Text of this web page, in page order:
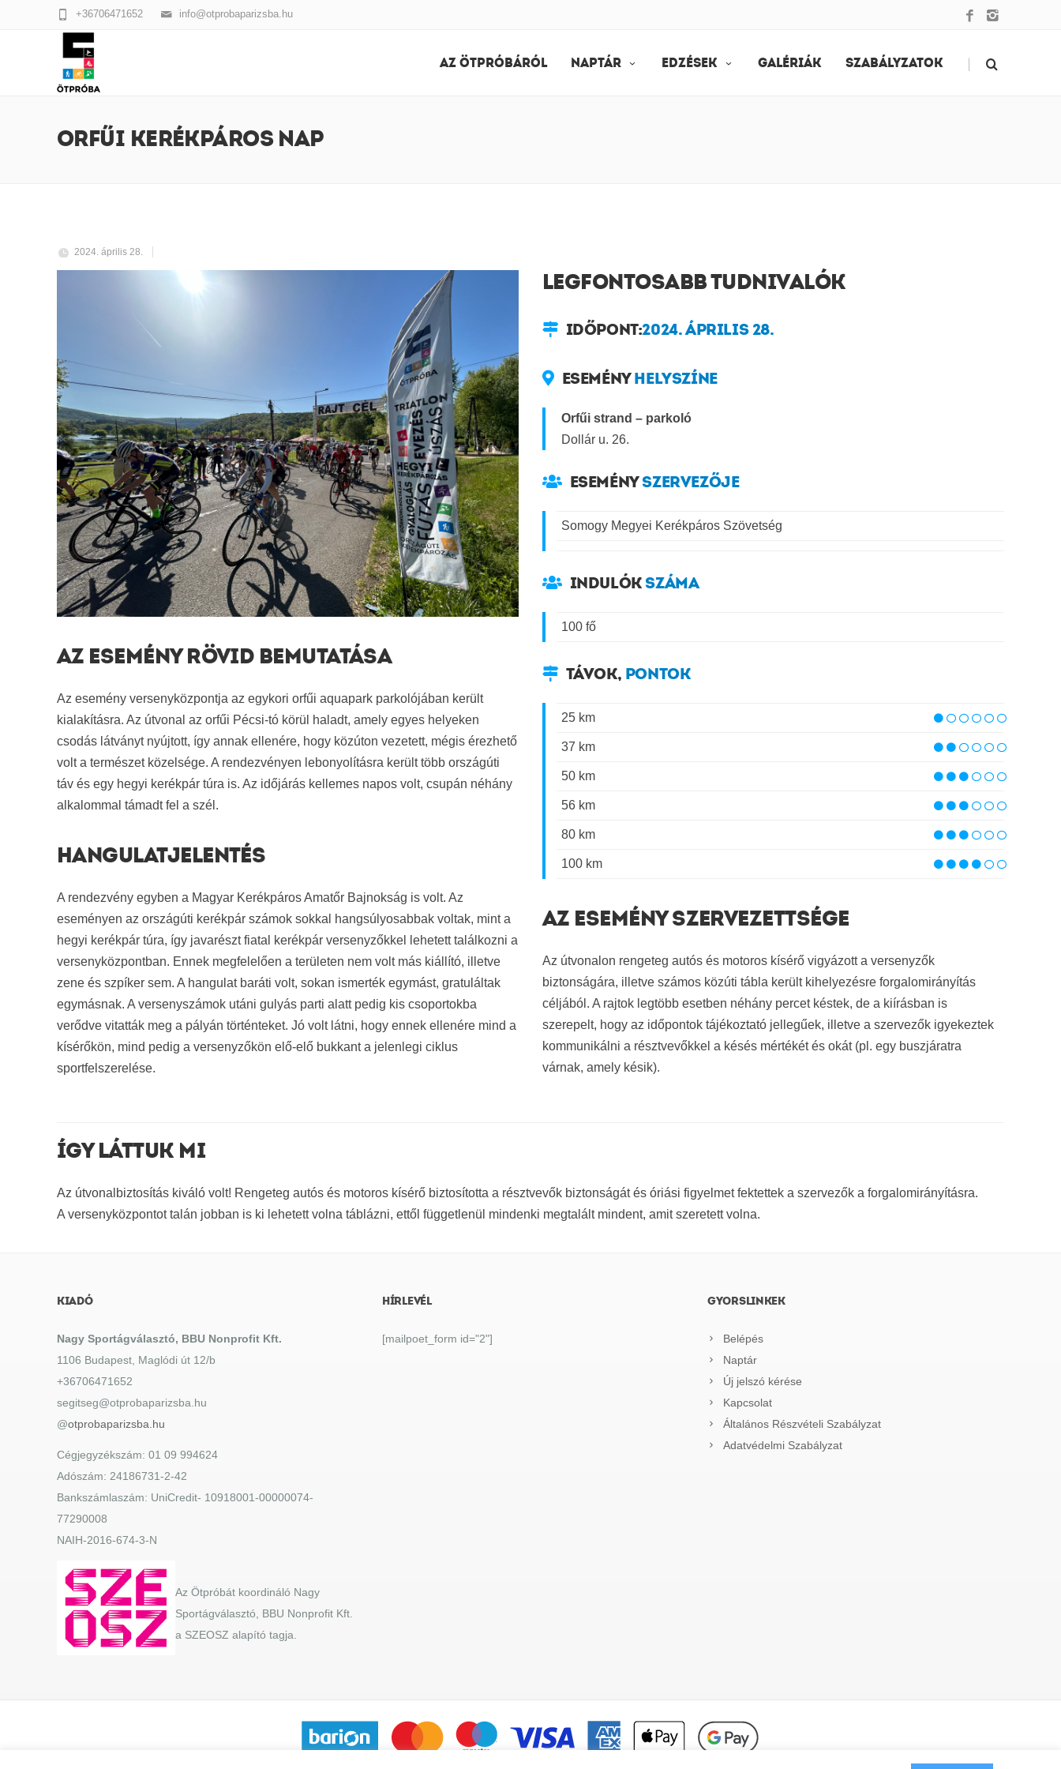
info@otprobaparizsba.hu
+36706471652
AZ ÖTPRÓBÁRÓL NAPTÁR EDZÉSEK GALÉRIÁK SZABÁLYZATOK |
ORFŰI KERÉKPÁROS NAP
2024. április 28.
AZ ESEMÉNY RÖVID BEMUTATÁSA
Az esemény versenyközpontja az egykori orfűi aquapark parkolójában került
kialakításra. Az útvonal az orfűi Pécsi-tó körül haladt, amely egyes helyeken
csodás látványt nyújtott, így annak ellenére, hogy közúton vezetett, mégis érezhető
volt a természet közelsége. A rendezvényen lebonyolításra került több országúti
táv és egy hegyi kerékpár túra is. Az időjárás kellemes napos volt, csupán néhány
alkalommal támadt fel a szél.
HANGULATJELENTÉS
A rendezvény egyben a Magyar Kerékpáros Amatőr Bajnokság is volt. Az
eseményen az országúti kerékpár számok sokkal hangsúlyosabbak voltak, mint a
hegyi kerékpár túra, így javarészt fiatal kerékpár versenyzőkkel lehetett találkozni a
versenyközpontban. Ennek megfelelően a területen nem volt más kiállító, illetve
zene és szpíker sem. A hangulat baráti volt, sokan ismerték egymást, gratuláltak
egymásnak. A versenyszámok utáni gulyás parti alatt pedig kis csoportokba
verődve vitatták meg a pályán történteket. Jó volt látni, hogy ennek ellenére mind a
kísérőkön, mind pedig a versenyzőkön elő-elő bukkant a jelenlegi ciklus
sportfelszerelése.
LEGFONTOSABB TUDNIVALÓK
IDŐPONT:2024. ÁPRILIS 28.
ESEMÉNY HELYSZÍNE
Orfűi strand – parkoló
Dollár u. 26.
ESEMÉNYSZERVEZŐJE
Somogy Megyei Kerékpáros Szövetség
INDULÓKSZÁMA
100 fő
TÁVOK, PONTOK
25 km
37 km
50 km
56 km
80 km
100 km
AZ ESEMÉNY SZERVEZETTSÉGE
Az útvonalon rengeteg autós és motoros kísérő vigyázott a versenyzők
biztonságára, illetve számos közúti tábla került kihelyezésre forgalomirányítás
céljából. A rajtok legtöbb esetben néhány percet késtek, de a kiírásban is
szerepelt, hogy az időpontok tájékoztató jellegűek, illetve a szervezők igyekeztek
kommunikálni a résztvevőkkel a késés mértékét és okát (pl. egy buszjáratra
várnak, amely késik).
ÍGY LÁTTUK MI
Az útvonalbiztosítás kiváló volt! Rengeteg autós és motoros kísérő biztosította a résztvevők biztonságát és óriási figyelmet fektettek a szervezők a forgalomirányításra.
A versenyközpontot talán jobban is ki lehetett volna táblázni, ettől függetlenül mindenki megtalált mindent, amit szeretett volna.
KIADÓ
Nagy Sportágválasztó, BBU Nonprofit Kft.
1106 Budapest, Maglódi út 12/b
+36706471652
segitseg@otprobaparizsba.hu
@otprobaparizsba.hu
Cégjegyzékszám: 01 09 994624
Adószám: 24186731-2-42
Bankszámlaszám: UniCredit- 10918001-00000074-
77290008
NAIH-2016-674-3-N
Az Ötpróbát koordináló Nagy
Sportágválasztó, BBU Nonprofit Kft.
a SZEOSZ alapító tagja.
HÍRLEVÉL
[mailpoet_form id="2"]
GYORSLINKEK
Belépés
Naptár
Új jelszó kérése
Kapcsolat
Általános Részvételi Szabályzat
Adatvédelmi Szabályzat